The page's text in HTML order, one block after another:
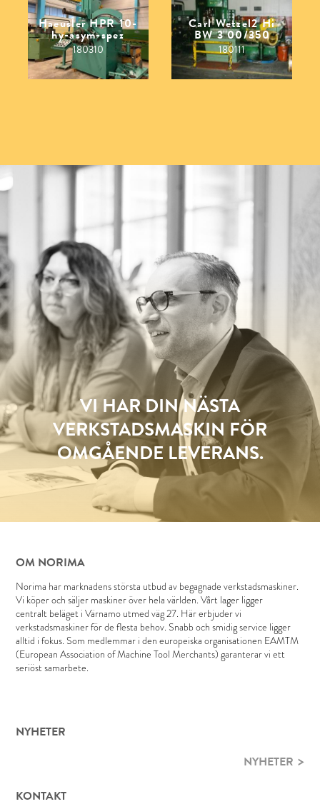
Haeusler HPR 10-
hy-asym-spez
180310
Carl Wetzel2 Hi
BW 3 00/350
180111
VI HAR DIN NÄSTA
VERKSTADSMASKIN FÖR
OMGÅENDE LEVERANS.
OM NORIMA
Norima har marknadens största utbud av begagnade verkstadsmaskiner.
Vi köper och säljer maskiner över hela världen. Vårt lager ligger
centralt beläget i Värnamo utmed väg 27. Här erbjuder vi
verkstadsmaskiner för de flesta behov. Snabb och smidig service ligger
alltid i fokus. Som medlemmar i den europeiska organisationen EAMTM
(European Association of Machine Tool Merchants) garanterar vi ett
seriöst samarbete.
NYHETER
NYHETER
KONTAKT